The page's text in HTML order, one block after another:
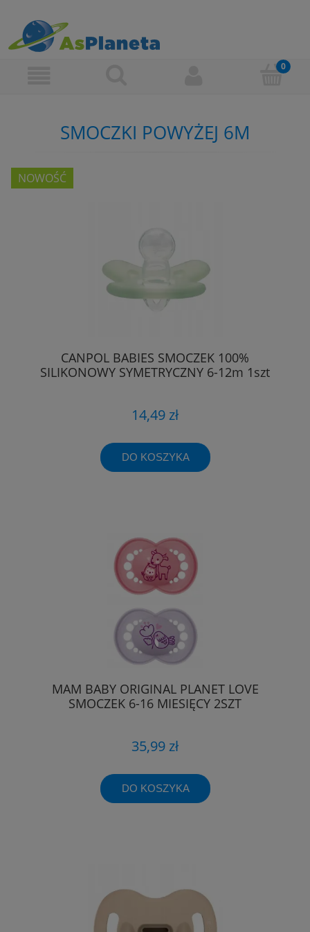
SMOCZKI POWYŻEJ 6M
CANPOL BABIES SMOCZEK 100%
SILIKONOWY SYMETRYCZNY 6-12m 1szt
14,49 zł
DO KOSZYKA
NOWOŚĆ
MAM BABY ORIGINAL PLANET LOVE
SMOCZEK 6-16 MIESIĘCY 2SZT
35,99 zł
DO KOSZYKA